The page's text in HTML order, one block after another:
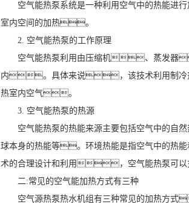
空气能热泵系统是一种利用空气中的热能进
室内空间的加热。
2. 空气能热泵的工作原理
空气能热泵利用由压缩机、蒸发器
内。具体来说，该技术利用制冷
热室内空气。
3. 空气能热泵的热源
空气能热泵的热能来源主要包括空气中的
球本身的热能等。环境热能是指空气中的
术的合理设计和利用，空气能热泵可
二:常见的空气能加热方式有三种
空气源热泵热水机组有三种常见的加热方